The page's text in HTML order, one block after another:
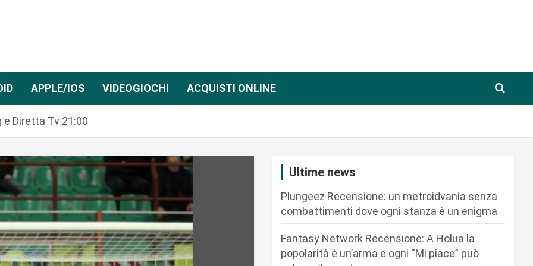
APPLE/IOS VIDEOGIOCHI ACQUISTI ONLINE
Diretta Tv 21:00
Ultime news
Plungeez Recensione: un metroidvania senza
combattimenti dove ogni stanza è un enigma
Fantasy Network Recensione: A Holua la
popolarità è un’arma e ogni “Mi piace” può